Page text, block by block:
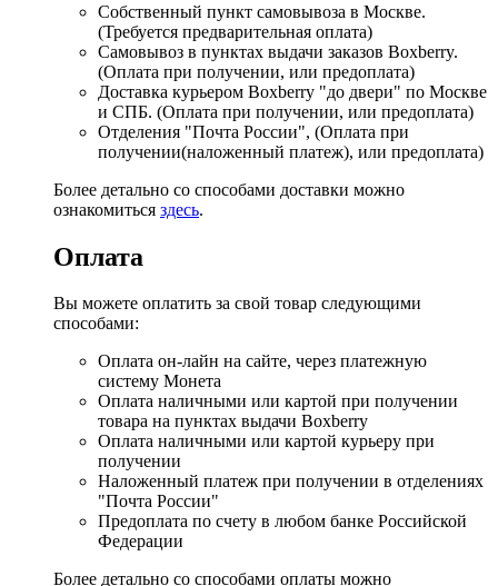
Собственный пункт самовывоза в Москве.
(Требуется предварительная оплата)
Самовывоз в пунктах выдачи заказов Boxberry.
(Оплата при получении, или предоплата)
Доставка курьером Boxberry "до двери" по Москве
и СПБ. (Оплата при получении, или предоплата)
Отделения "Почта России", (Оплата при
получении(наложенный платеж), или предоплата)
Более детально со способами доставки можно
ознакомиться здесь.
Оплата
Вы можете оплатить за свой товар следующими
способами:
Оплата он-лайн на сайте, через платежную
систему Монета
Оплата наличными или картой при получении
товара на пунктах выдачи Boxberry
Оплата наличными или картой курьеру при
получении
Наложенный платеж при получении в отделениях
"Почта России"
Предоплата по счету в любом банке Российской
Федерации
Более детально со способами оплаты можно